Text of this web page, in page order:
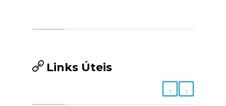
Links Úteis